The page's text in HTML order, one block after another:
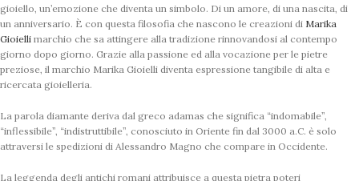
gioiello, un’emozione che diventa un simbolo. Di un amore, di una nascita, di
un anniversario. È con questa filosofia che nascono le creazioni di Marika
Gioielli marchio che sa attingere alla tradizione rinnovandosi al contempo
giorno dopo giorno. Grazie alla passione ed alla vocazione per le pietre
preziose, il marchio Marika Gioielli diventa espressione tangibile di alta e
ricercata gioielleria.
La parola diamante deriva dal greco adamas che significa “indomabile”,
“inflessibile”, “indistruttibile”, conosciuto in Oriente fin dal 3000 a.C. è solo
attraversi le spedizioni di Alessandro Magno che compare in Occidente.
La leggenda degli antichi romani attribuisce a questa pietra poteri